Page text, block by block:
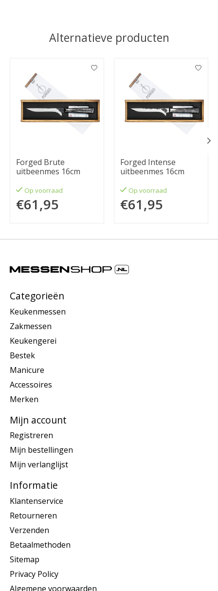
Alternatieve producten
Items van productcarrousel
Forged Brute
uitbeenmes 16cm
Op voorraad
€61,95
Forged Intense
uitbeenmes 16cm
Op voorraad
€61,95
Categorieën
Keukenmessen
Zakmessen
Keukengerei
Bestek
Manicure
Accessoires
Merken
Mijn account
Registreren
Mijn bestellingen
Mijn verlanglijst
Informatie
Klantenservice
Retourneren
Verzenden
Betaalmethoden
Sitemap
Privacy Policy
Algemene voorwaarden